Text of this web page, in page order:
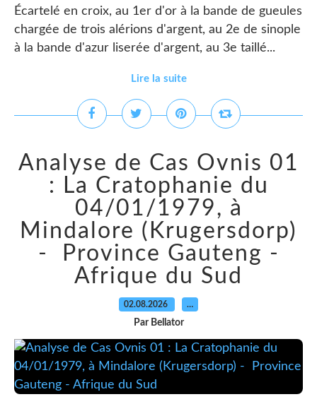
Écartelé en croix, au 1er d'or à la bande de gueules
chargée de trois alérions d'argent, au 2e de sinople
à la bande d'azur liserée d'argent, au 3e taillé...
Lire la suite
Analyse de Cas Ovnis 01
: La Cratophanie du
04/01/1979, à
Mindalore (Krugersdorp)
- Province Gauteng -
Afrique du Sud
02.08.2026 …
Par Bellator